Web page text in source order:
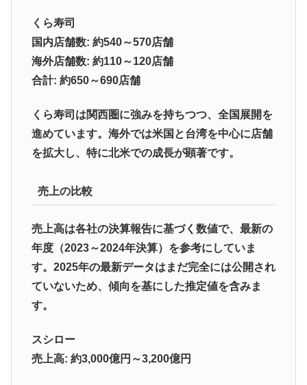
くら寿司
国内店舗数: 約540～570店舗
海外店舗数: 約110～120店舗
合計: 約650～690店舗
くら寿司は関西圏に強みを持ちつつ、全国展開を
進めています。海外では米国と台湾を中心に店舗
を拡大し、特に北米での成長が顕著です。
売上の比較
売上高は各社の決算報告に基づく数値で、最新の
年度（2023～2024年決算）を参考にしていま
す。2025年の最新データはまだ完全には公開され
ていないため、傾向を基にした推定値を含みま
す。
スシロー
売上高: 約3,000億円～3,200億円